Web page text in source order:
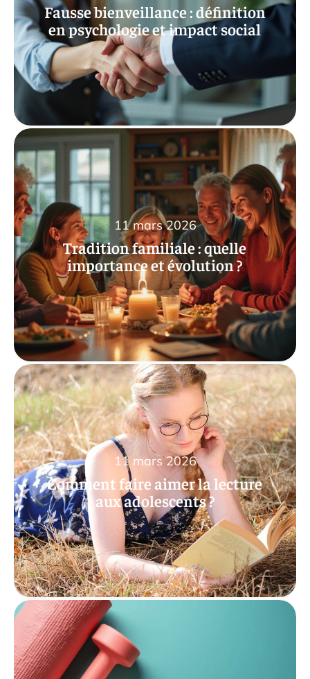
Fausse bienveillance : définition
en psychologie et impact social
Tradition familiale : quelle
importance et évolution ?
11 mars 2026
Comment faire aimer la lecture
aux adolescents ?
11 mars 2026